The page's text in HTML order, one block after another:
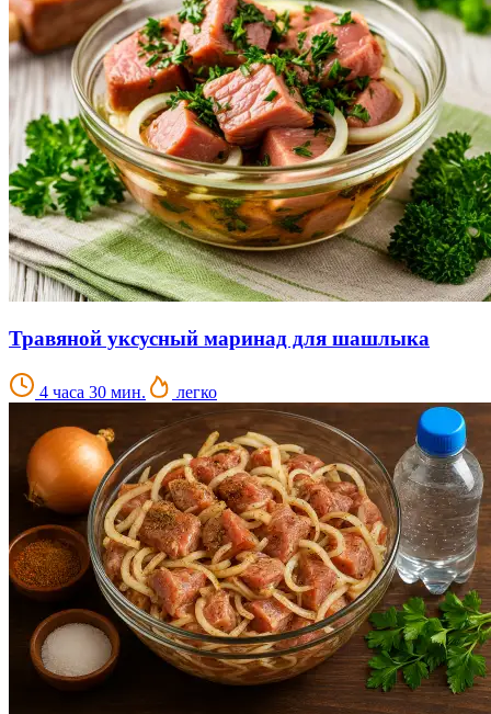
Травяной уксусный маринад для шашлыка
4 часа 30 мин. легко